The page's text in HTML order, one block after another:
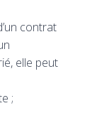
contrat
elle peut
;